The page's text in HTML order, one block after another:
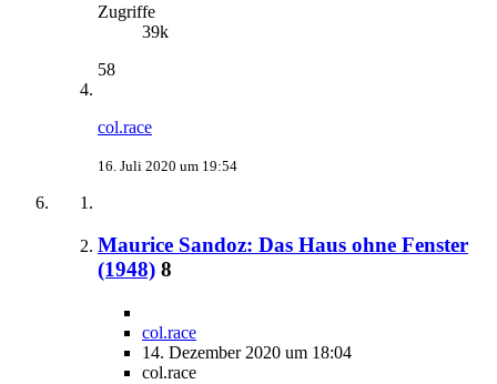
Zugriffe
39k
58
col.race
16. Juli 2020 um 19:54
Maurice Sandoz: Das Haus ohne Fenster
(1948) 8
col.race
14. Dezember 2020 um 18:04
col.race